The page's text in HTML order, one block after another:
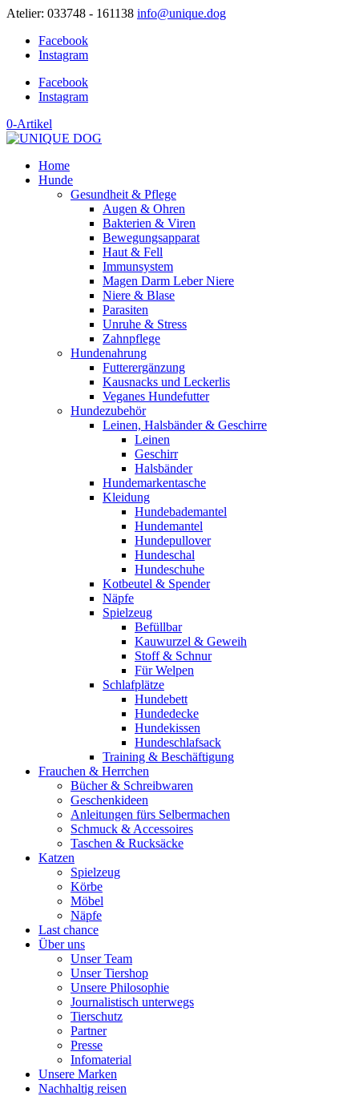
Atelier: 033748 - 161138 info@unique.dog
Facebook
Instagram
Facebook
Instagram
0-Artikel
Home
Hunde
Gesundheit & Pflege
Augen & Ohren
Bakterien & Viren
Bewegungsapparat
Haut & Fell
Immunsystem
Magen Darm Leber Niere
Niere & Blase
Parasiten
Unruhe & Stress
Zahnpflege
Hundenahrung
Futterergänzung
Kausnacks und Leckerlis
Veganes Hundefutter
Hundezubehör
Leinen, Halsbänder & Geschirre
Leinen
Geschirr
Halsbänder
Hundemarkentasche
Kleidung
Hundebademantel
Hundemantel
Hundepullover
Hundeschal
Hundeschuhe
Kotbeutel & Spender
Näpfe
Spielzeug
Befüllbar
Kauwurzel & Geweih
Stoff & Schnur
Für Welpen
Schlafplätze
Hundebett
Hundedecke
Hundekissen
Hundeschlafsack
Training & Beschäftigung
Frauchen & Herrchen
Bücher & Schreibwaren
Geschenkideen
Anleitungen fürs Selbermachen
Schmuck & Accessoires
Taschen & Rucksäcke
Katzen
Spielzeug
Körbe
Möbel
Näpfe
Last chance
Über uns
Unser Team
Unser Tiershop
Unsere Philosophie
Journalistisch unterwegs
Tierschutz
Partner
Presse
Infomaterial
Unsere Marken
Nachhaltig reisen